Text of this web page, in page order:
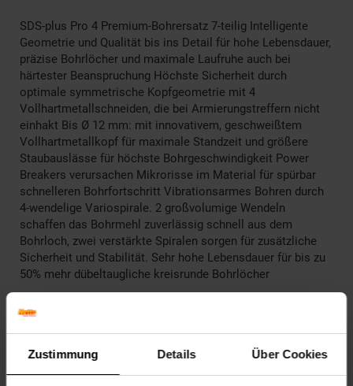
Zustimmung Details Über Cookies
SDS-plus Pro 4 Premium-Bohrersatz 7-teilig Intelligente
Geometrie und Qualität bis ins Detail für hohe Lebensdauer,
präzise Bohrlöcher und maximale Laufruhe auch bei
härtester Beanspruchung Höchste Sicherheit durch
optimale symmetrische Kopfgeometrie mit 4
Vollhartmetallschneiden, die bei Armierungstreffern nicht
einhakt Bis Ø 12 mm: mit innovativem, geschweißtem
Vollhartmetallkopf für maximale Standzeit und größere
Staubauslässe für höchste Bohrgeschwindigkeit Power
Breakers verursachen Mikrorisse im Material für spürbar
schnelleren Bohrfortschritt Vibrationsarmes Bohren durch
4-wendelige Variospirale. 2 großvolumige Wendeln
schaffen das Bohrmehl zuverlässig schnell aus dem
Bohrloch, zwei verstärkte Spiralen sorgen für zusätzliche
Sicherheit und Stabilität. Sehr hohe Lebensdauer für bis zu
50% mehr dübeltaugliche kreisrunde Bohrlöcher
Artikelnummer: 2807193000